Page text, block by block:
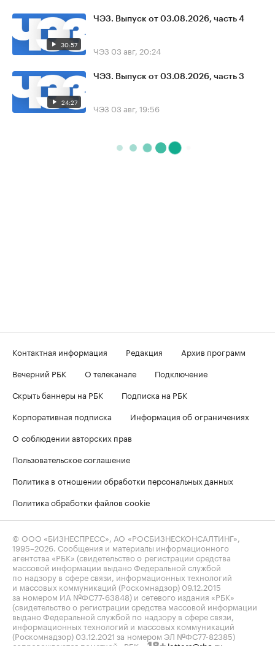
30:57
ЧЭЗ. Выпуск от 03.08.2026, часть 4
ЧЭЗ 03 авг, 20:24
24:27
ЧЭЗ. Выпуск от 03.08.2026, часть 3
ЧЭЗ 03 авг, 19:56
Контактная информация Редакция
Архив программ
Вечерний РБК
О телеканале
Подключение
Скрыть баннеры на РБК
Подписка на РБК
Корпоративная подписка
Информация об ограничениях
О соблюдении авторских прав
Пользовательское соглашение
Политика в отношении обработки персональных данных
Политика обработки файлов cookie
© ООО «БИЗНЕСПРЕСС», АО «РОСБИЗНЕСКОНСАЛТИНГ»,
1995–2026 . Сообщения и материалы информационного
агентства «РБК» (свидетельство о регистрации средства
массовой информации выдано Федеральной службой
по надзору в сфере связи, информационных технологий
и массовых коммуникаций (Роскомнадзор) 09.12.2015
за номером ИА №ФС77-63848) и сетевого издания «РБК»
(свидетельство о регистрации средства массовой информации
выдано Федеральной службой по надзору в сфере связи,
информационных технологий и массовых коммуникаций
(Роскомнадзор) 03.12.2021 за номером ЭЛ №ФС77-82385)